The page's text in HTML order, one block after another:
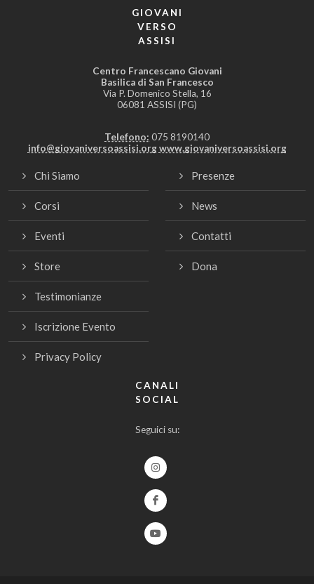
GIOVANI
VERSO
ASSISI
Centro Francescano Giovani
Basilica di San Francesco
Via P. Domenico Stella, 16
06081 ASSISI (PG)
Telefono: 075 8190140
info@giovaniversoassisi.org www.giovaniversoassisi.org
Chi Siamo
Corsi
Eventi
Store
Testimonianze
Iscrizione Evento
Privacy Policy
Presenze
News
Contatti
Dona
CANALI
SOCIAL
Seguici su: